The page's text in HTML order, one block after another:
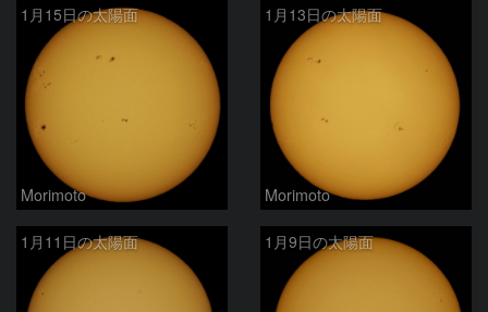
1月15日の太陽面
Morimoto
1月13日の太陽面
Morimoto
1月11日の太陽面 1月9日の太陽面